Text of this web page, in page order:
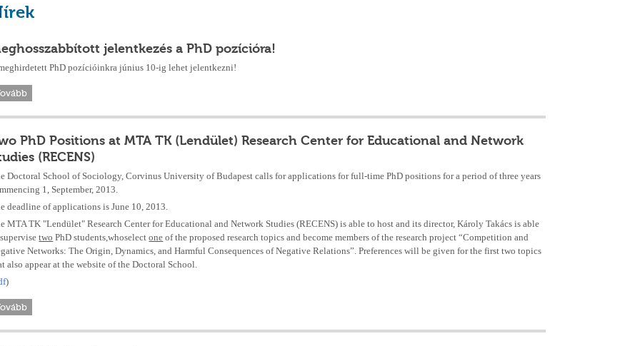
jelentkezés a PhD pozícióra!
PhD pozícióinkra június 10-ig lehet jelentkezni!
PhD Positions at MTA TK (Lendület) Research Center for Educational and Network
(RECENS)
Doctoral School of Sociology, Corvinus University of Budapest calls for applications for full-time PhD positions for a period of three years
1, September, 2013.
deadline of applications is June 10, 2013.
MTA TK "Lendület" Research Center for Educational and Network Studies (RECENS) is able to host and its director, Károly Takács is able
two PhD students,whoselectone of the proposed research topics and become members of the research project “Competition and
Networks: The Origin, Dynamics, and Harmful Consequences of Negative Relations”. Preferences will be given for the first two topics
also appear at the website of the Doctoral School.
)